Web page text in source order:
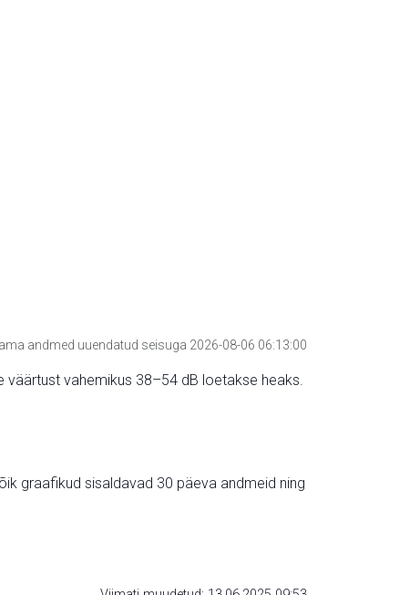
andmed uuendatud seisuga 2026-08-06 06:13:00
väärtust vahemikus 38–54 dB loetakse heaks.
graafikud sisaldavad 30 päeva andmeid ning